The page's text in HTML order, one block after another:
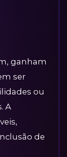
ganham
ser
ou
A
de